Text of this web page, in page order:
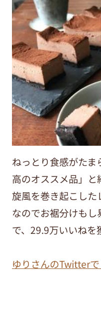
ねっとり食感がた
高のオススメ品」
旋風を巻き起こし
なのでお裾分けも
で、29.9万いいねを
ゆりさんのTwitter